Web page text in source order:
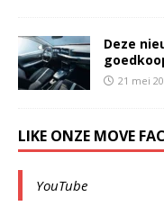
Deze
21 mei
LIKE ONZE MOVE
YouTube